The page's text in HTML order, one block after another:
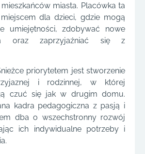
miasta. Placówka ta
dla dzieci, gdzie mogą
umiejętności, zdobywać nowe
oraz zaprzyjaźniać się z
priorytetem jest stworzenie
i rodzinnej, w której
czuć się jak w drugim domu.
kadra pedagogiczna z pasją i
dba o wszechstronny rozwój
ich indywidualne potrzeby i